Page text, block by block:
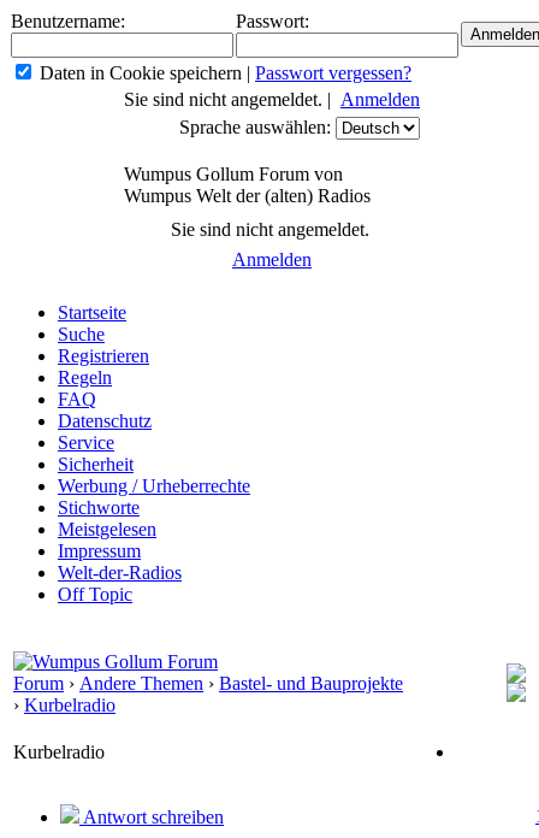
Benutzername: Passwort:
Daten in Cookie speichern | Passwort vergessen?
Sie sind nicht angemeldet. | Anmelden
Sprache auswählen:
Wumpus Gollum Forum von
Wumpus Welt der (alten) Radios
Sie sind nicht angemeldet.
Anmelden
Startseite
Suche
Registrieren
Regeln
FAQ
Datenschutz
Service
Sicherheit
Werbung / Urheberrechte
Stichworte
Meistgelesen
Impressum
Welt-der-Radios
Off Topic
Forum › Andere Themen › Bastel- und Bauprojekte
› Kurbelradio
Kurbelradio
Antwort schreiben